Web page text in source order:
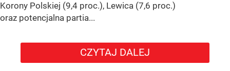
Korony Polskiej (9,4 proc.), Lewica (7,6 proc.)
oraz potencjalna partia...
CZYTAJ DALEJ